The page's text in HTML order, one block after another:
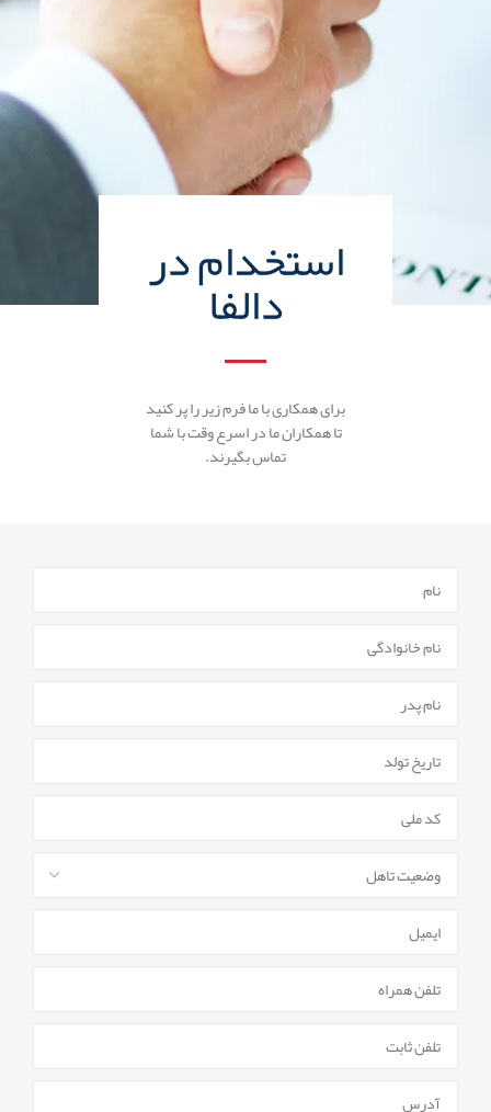
استخدام در
دالفا
برای همکاری با ما فرم زیر را پر کنید
تا همکاران ما در اسرع وقت با شما
تماس بگیرند.